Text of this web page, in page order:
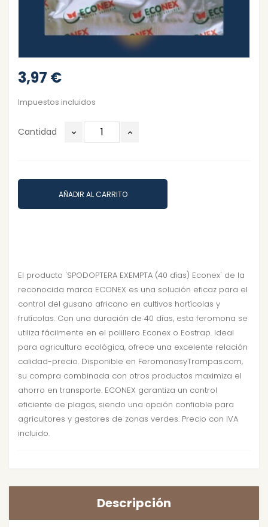
3,97 €
Impuestos incluidos
Cantidad
AÑADIR AL CARRITO
El producto 'SPODOPTERA EXEMPTA (40 días) Econex' de la
reconocida marca ECONEX es una solución eficaz para el
control del gusano africano en cultivos hortícolas y
frutícolas. Con una duración de 40 días, esta feromona se
utiliza fácilmente en el polillero Econex o Eostrap. Ideal
para agricultura ecológica, ofrece una excelente relación
calidad-precio. Disponible en FeromonasyTrampas.com,
su compra combinada con otros productos maximiza el
ahorro en transporte. ECONEX garantiza un control
eficiente de plagas, siendo una opción confiable para
agricultores y gestores de zonas verdes. Precio con IVA
incluido.
Descripción